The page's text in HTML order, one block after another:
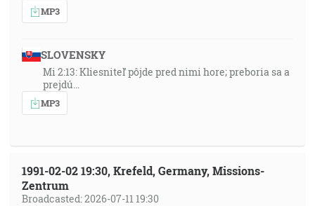
MP3
SLOVENSKY
Mi 2:13: Kliesniteľ pôjde pred nimi hore; preboria sa a
prejdú…
MP3
1991-02-02 19:30, Krefeld, Germany, Missions-
Zentrum
Broadcasted: 2026-07-11 19:30